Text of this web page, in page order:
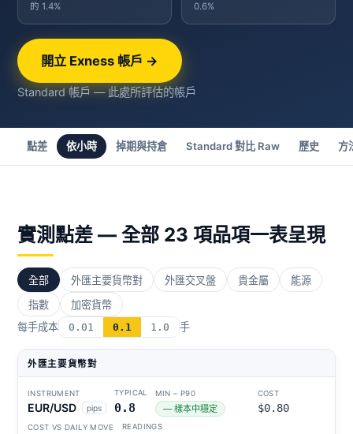
的 1.4%
0.6%
開立 Exness 帳戶 →
Standard 帳戶 — 此處所評估的帳戶
點差 依小時 掉期與持倉 Standard 對比 Raw 歷史 方
實測點差 — 全部 23 項品項一表呈現
全部 外匯主要貨幣對 外匯交叉盤 貴金屬
能源
指數
加密貨幣
每手成本
0.01 0.1 1.0 手
外匯主要貨幣對
EUR/USD pips 0.8 — 樣本中穩定 $0.80